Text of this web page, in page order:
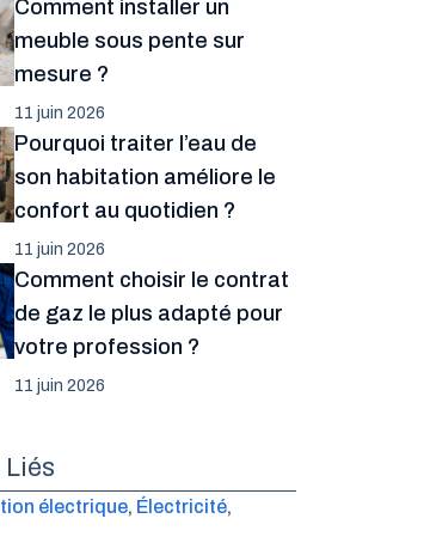
Comment installer un
meuble sous pente sur
mesure ?
11 juin 2026
Pourquoi traiter l’eau de
son habitation améliore le
confort au quotidien ?
11 juin 2026
Comment choisir le contrat
de gaz le plus adapté pour
votre profession ?
11 juin 2026
Liés
électrique, Électricité